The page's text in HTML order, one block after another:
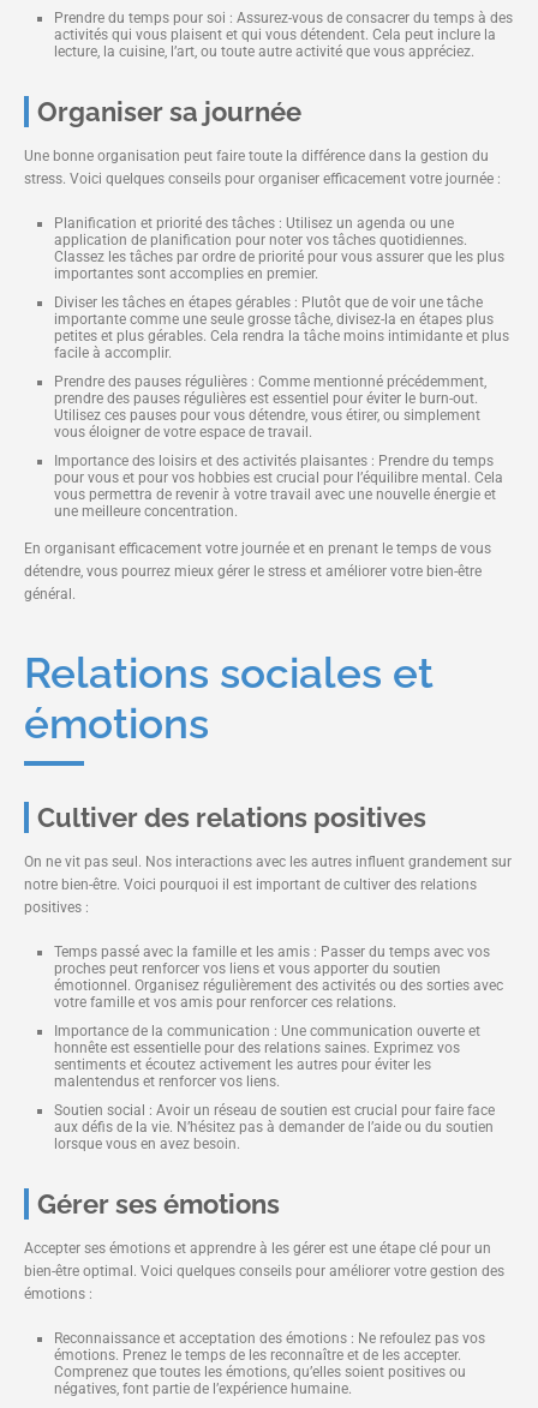
Prendre du temps pour soi : Assurez-vous de consacrer du temps à des
activités qui vous plaisent et qui vous détendent. Cela peut inclure la
lecture, la cuisine, l’art, ou toute autre activité que vous appréciez.
Organiser sa journée
Une bonne organisation peut faire toute la différence dans la gestion du
stress. Voici quelques conseils pour organiser efficacement votre journée :
Planification et priorité des tâches : Utilisez un agenda ou une
application de planification pour noter vos tâches quotidiennes.
Classez les tâches par ordre de priorité pour vous assurer que les plus
importantes sont accomplies en premier.
Diviser les tâches en étapes gérables : Plutôt que de voir une tâche
importante comme une seule grosse tâche, divisez-la en étapes plus
petites et plus gérables. Cela rendra la tâche moins intimidante et plus
facile à accomplir.
Prendre des pauses régulières : Comme mentionné précédemment,
prendre des pauses régulières est essentiel pour éviter le burn-out.
Utilisez ces pauses pour vous détendre, vous étirer, ou simplement
vous éloigner de votre espace de travail.
Importance des loisirs et des activités plaisantes : Prendre du temps
pour vous et pour vos hobbies est crucial pour l’équilibre mental. Cela
vous permettra de revenir à votre travail avec une nouvelle énergie et
une meilleure concentration.
En organisant efficacement votre journée et en prenant le temps de vous
détendre, vous pourrez mieux gérer le stress et améliorer votre bien-être
général.
Relations sociales et
émotions
Cultiver des relations positives
On ne vit pas seul. Nos interactions avec les autres influent grandement sur
notre bien-être. Voici pourquoi il est important de cultiver des relations
positives :
Temps passé avec la famille et les amis : Passer du temps avec vos
proches peut renforcer vos liens et vous apporter du soutien
émotionnel. Organisez régulièrement des activités ou des sorties avec
votre famille et vos amis pour renforcer ces relations.
Importance de la communication : Une communication ouverte et
honnête est essentielle pour des relations saines. Exprimez vos
sentiments et écoutez activement les autres pour éviter les
malentendus et renforcer vos liens.
Soutien social : Avoir un réseau de soutien est crucial pour faire face
aux défis de la vie. N’hésitez pas à demander de l’aide ou du soutien
lorsque vous en avez besoin.
Gérer ses émotions
Accepter ses émotions et apprendre à les gérer est une étape clé pour un
bien-être optimal. Voici quelques conseils pour améliorer votre gestion des
émotions :
Reconnaissance et acceptation des émotions : Ne refoulez pas vos
émotions. Prenez le temps de les reconnaître et de les accepter.
Comprenez que toutes les émotions, qu’elles soient positives ou
négatives, font partie de l’expérience humaine.